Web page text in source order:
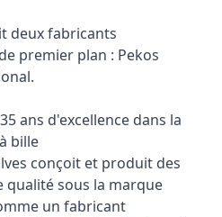
deux fabricants
premier plan : Pekos
ans d'excellence dans la
bille
conçoit et produit des
qualité sous la marque
un fabricant